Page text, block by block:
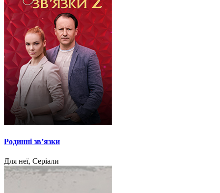
Родинні звʼязки
Для неї, Серіали